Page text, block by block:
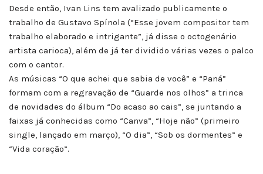
Desde então, Ivan Lins tem avalizado publicamente o
trabalho de Gustavo Spínola (“Esse jovem compositor tem
trabalho elaborado e intrigante”, já disse o octogenário
artista carioca), além de já ter dividido várias vezes o palco
com o cantor.
As músicas “O que achei que sabia de você” e “Paná”
formam com a regravação de “Guarde nos olhos” a trinca
de novidades do álbum “Do acaso ao cais”, se juntando a
faixas já conhecidas como “Canva”, “Hoje não” (primeiro
single, lançado em março), “O dia”, “Sob os dormentes” e
“Vida coração”.